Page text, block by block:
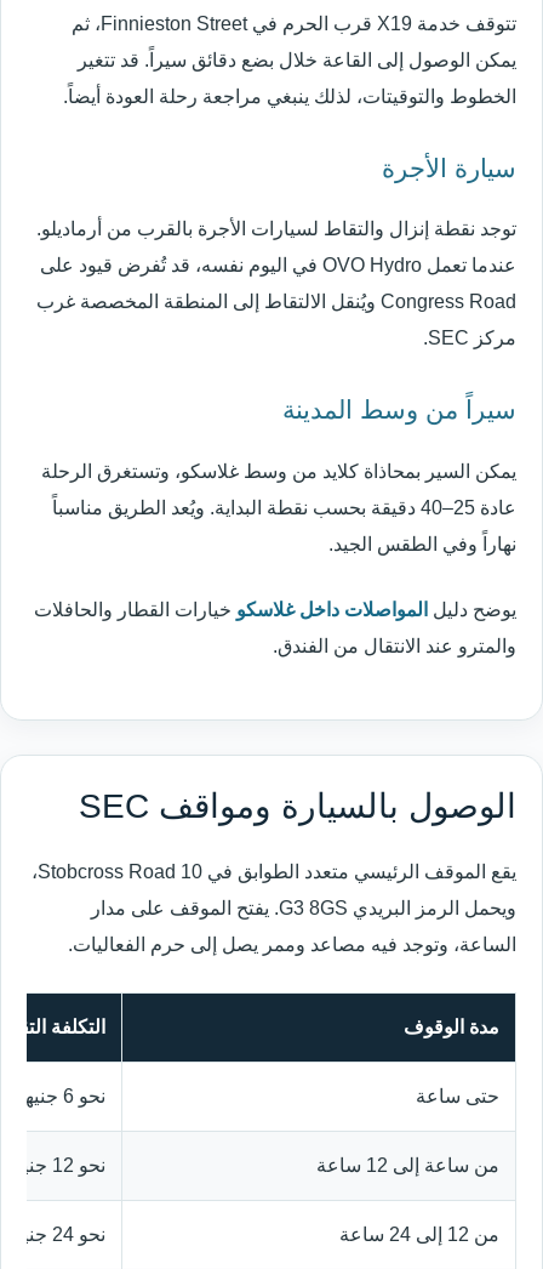
تتوقف خدمة X19 قرب الحرم في Finnieston Street، ثم
يمكن الوصول إلى القاعة خلال بضع دقائق سيراً. قد تتغير
الخطوط والتوقيتات، لذلك ينبغي مراجعة رحلة العودة أيضاً.
سيارة الأجرة
توجد نقطة إنزال والتقاط لسيارات الأجرة بالقرب من أرماديلو.
عندما تعمل OVO Hydro في اليوم نفسه، قد تُفرض قيود على
Congress Road ويُنقل الالتقاط إلى المنطقة المخصصة غرب
مركز SEC.
سيراً من وسط المدينة
يمكن السير بمحاذاة كلايد من وسط غلاسكو، وتستغرق الرحلة
عادة 25–40 دقيقة بحسب نقطة البداية. ويُعد الطريق مناسباً
نهاراً وفي الطقس الجيد.
يوضح دليل المواصلات داخل غلاسكو خيارات القطار والحافلات
والمترو عند الانتقال من الفندق.
الوصول بالسيارة ومواقف SEC
يقع الموقف الرئيسي متعدد الطوابق في 10 Stobcross Road،
ويحمل الرمز البريدي G3 8GS. يفتح الموقف على مدار
الساعة، وتوجد فيه مصاعد وممر يصل إلى حرم الفعاليات.
مدة الوقوف التكلفة
حتى ساعة نحو 6 جنيهات إسترلينية
من ساعة إلى 12 ساعة نحو 12 جنيهاً إسترلينياً
من 12 إلى 24 ساعة نحو 24 جنيهاً إسترلينياً